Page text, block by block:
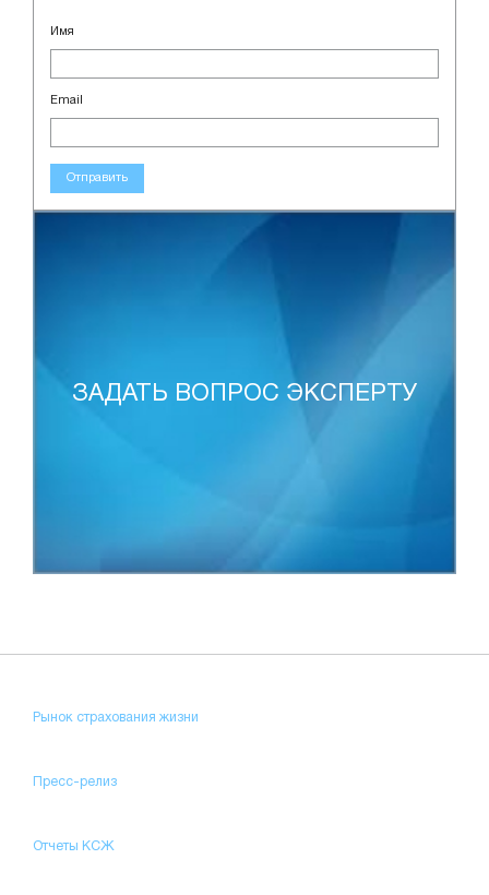
Имя
Email
Отправить
ЗАДАТЬ ВОПРОС ЭКСПЕРТУ
Рынок страхования жизни
Пресс-релиз
Отчеты КСЖ